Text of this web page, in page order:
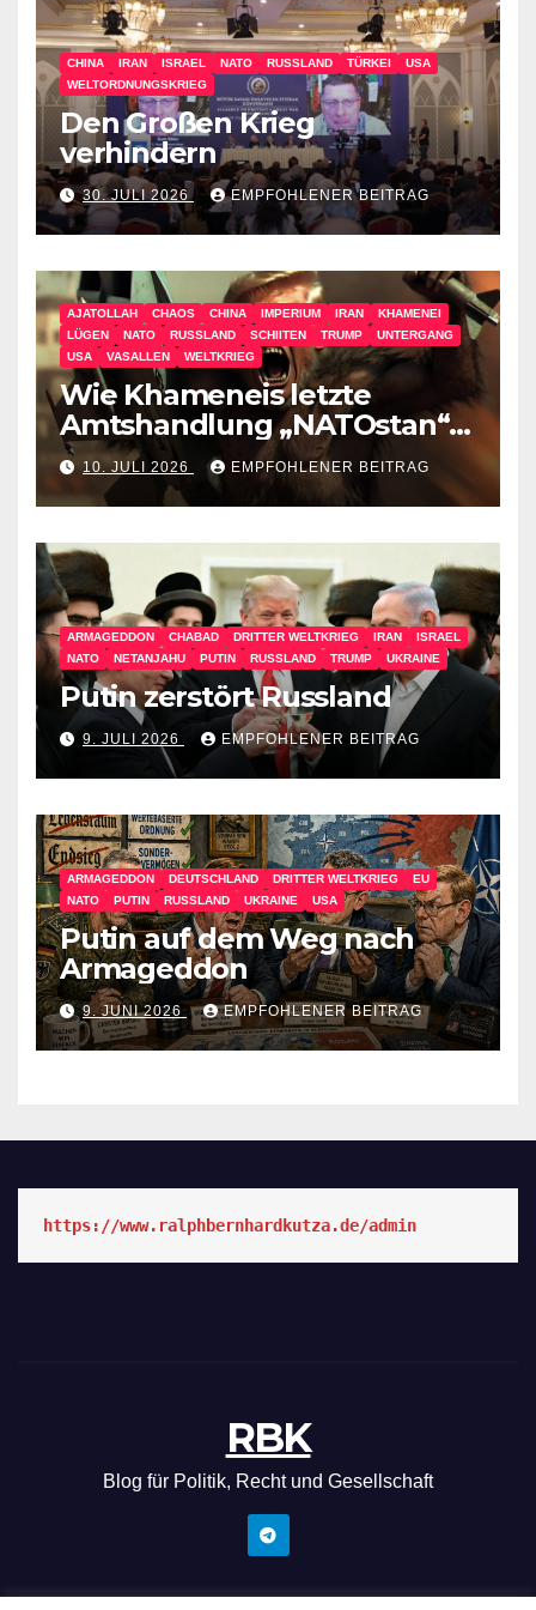
CHINA IRAN ISRAEL NATO RUSSLAND TÜRKEI
USA
WELTORDNUNGSKRIEG
Den Großen Krieg
verhindern
30. JULI 2026 EMPFOHLENER BEITRAG
AJATOLLAH CHAOS CHINA IMPERIUM IRAN
KHAMENEI
LÜGEN
NATO RUSSLAND SCHIITEN TRUMP
UNTERGANG
USA
VASALLEN WELTKRIEG
Wie Khameneis letzte
Amtshandlung „NATOstan“
besiegt
10. JULI 2026 EMPFOHLENER BEITRAG
ARMAGEDDON CHABAD DRITTER WELTKRIEG IRAN
ISRAEL
NATO
NETANJAHU PUTIN RUSSLAND TRUMP UKRAINE
Putin zerstört Russland
9. JULI 2026 EMPFOHLENER BEITRAG
ARMAGEDDON DEUTSCHLAND DRITTER WELTKRIEG
EU
NATO
PUTIN RUSSLAND UKRAINE USA
Putin auf dem Weg nach
Armageddon
9. JUNI 2026 EMPFOHLENER BEITRAG
https://www.ralphbernhardkutza.de/admin
RBK
Blog für Politik, Recht und Gesellschaft